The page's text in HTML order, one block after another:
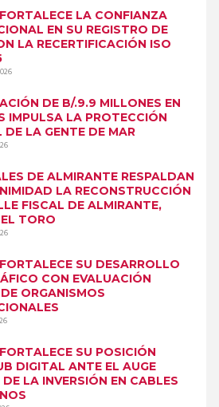
LA CONFIANZA
EN SU REGISTRO DE
LA RECERTIFICACIÓN ISO
DE B/.9.9 MILLONES EN
IMPULSA LA PROTECCIÓN
DE LA GENTE DE MAR
DE ALMIRANTE RESPALDAN
LA RECONSTRUCCIÓN
FISCAL DE ALMIRANTE,
TORO
SU DESARROLLO
CON EVALUACIÓN
ORGANISMOS
SU POSICIÓN
DIGITAL ANTE EL AUGE
LA INVERSIÓN EN CABLES